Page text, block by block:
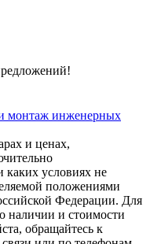
монтаж инженерных
и ценах,
условиях не
положениями
Федерации. Для
наличии и стоимости
обращайтесь к